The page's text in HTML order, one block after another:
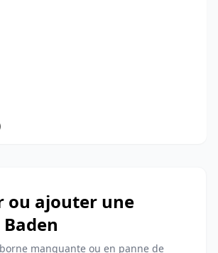
ou ajouter une
manquante ou en panne de